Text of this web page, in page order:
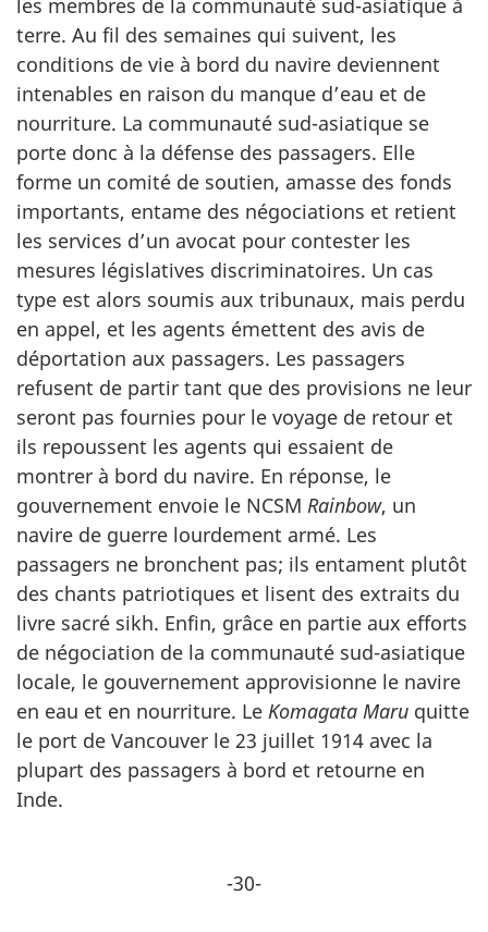
les membres de la communauté sud-asiatique à
terre. Au fil des semaines qui suivent, les
conditions de vie à bord du navire deviennent
intenables en raison du manque d’eau et de
nourriture. La communauté sud-asiatique se
porte donc à la défense des passagers. Elle
forme un comité de soutien, amasse des fonds
importants, entame des négociations et retient
les services d’un avocat pour contester les
mesures législatives discriminatoires. Un cas
type est alors soumis aux tribunaux, mais perdu
en appel, et les agents émettent des avis de
déportation aux passagers. Les passagers
refusent de partir tant que des provisions ne leur
seront pas fournies pour le voyage de retour et
ils repoussent les agents qui essaient de
montrer à bord du navire. En réponse, le
gouvernement envoie le NCSM Rainbow, un
navire de guerre lourdement armé. Les
passagers ne bronchent pas; ils entament plutôt
des chants patriotiques et lisent des extraits du
livre sacré sikh. Enfin, grâce en partie aux efforts
de négociation de la communauté sud-asiatique
locale, le gouvernement approvisionne le navire
en eau et en nourriture. Le Komagata Maru quitte
le port de Vancouver le 23 juillet 1914 avec la
plupart des passagers à bord et retourne en
Inde.
-30-